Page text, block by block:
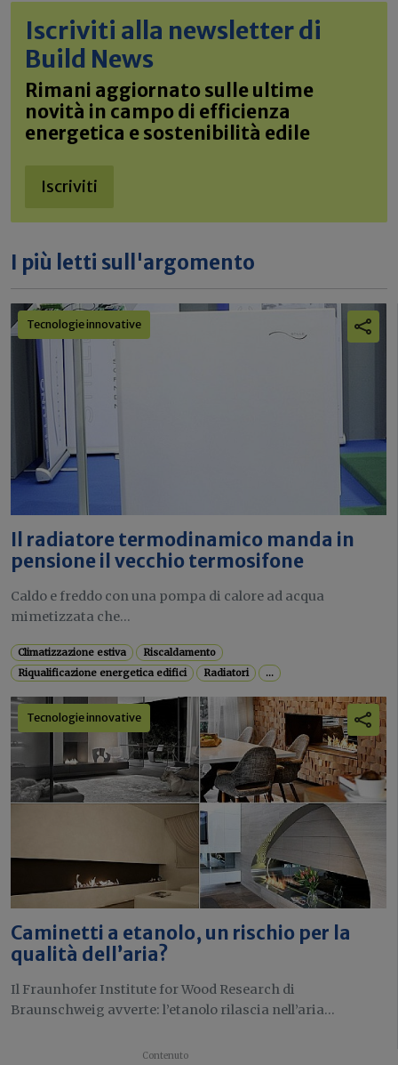
Iscriviti alla newsletter di
Build News
Rimani aggiornato sulle ultime
novità in campo di efficienza
energetica e sostenibilità edile
Iscriviti
I più letti sull'argomento
Tecnologie innovative
Il radiatore termodinamico manda in
pensione il vecchio termosifone
Caldo e freddo con una pompa di calore ad acqua
mimetizzata che...
Climatizzazione estiva
Riscaldamento
Riqualificazione energetica edifici
Radiatori ...
Tecnologie innovative
Caminetti a etanolo, un rischio per la
qualità dell’aria?
Il Fraunhofer Institute for Wood Research di
Braunschweig avverte: l’etanolo rilascia nell’aria...